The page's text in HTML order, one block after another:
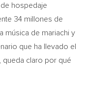
hospedaje
34 millones de
música de mariachi y
que ha llevado el
claro por qué